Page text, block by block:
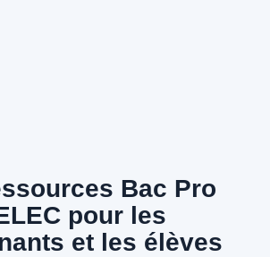
Bac Pro
pour les
et les élèves